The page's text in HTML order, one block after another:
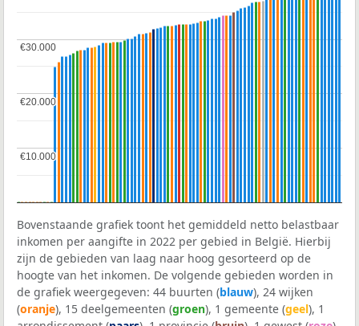
€10.000
€10.000
€20.000
€20.000
€30.000
€30.000
Bovenstaande grafiek toont het gemiddeld netto belastbaar
inkomen per aangifte in 2022 per gebied in België. Hierbij
zijn de gebieden van laag naar hoog gesorteerd op de
hoogte van het inkomen. De volgende gebieden worden in
de grafiek weergegeven: 44 buurten (blauw), 24 wijken
(oranje), 15 deelgemeenten (groen), 1 gemeente (geel), 1